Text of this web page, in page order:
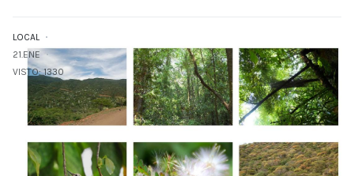
LOCAL
21.ENE
VISTO: 1330